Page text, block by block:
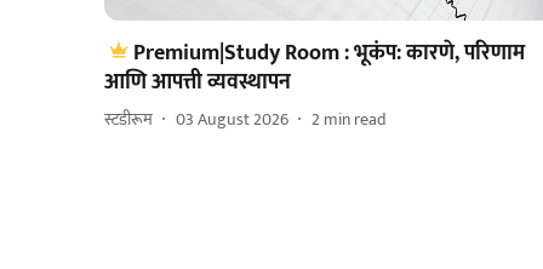
Premium|Study Room : भूकंप: कारणे, परिणाम
आणि आपत्ती व्यवस्थापन
स्टडीरूम 03 August 2026 2min read